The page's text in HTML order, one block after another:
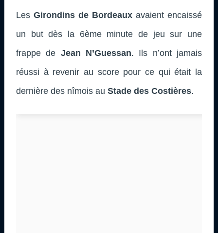
Les Girondins de Bordeaux avaient encaissé
un but dès la 6ème minute de jeu sur une
frappe de Jean N’Guessan. Ils n’ont jamais
réussi à revenir au score pour ce qui était la
dernière des nîmois au Stade des Costières.